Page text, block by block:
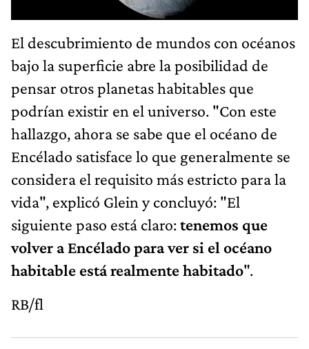
El descubrimiento de mundos con océanos
bajo la superficie abre la posibilidad de
pensar otros planetas habitables que
podrían existir en el universo. "Con este
hallazgo, ahora se sabe que el océano de
Encélado satisface lo que generalmente se
considera el requisito más estricto para la
vida", explicó Glein y concluyó: "El
siguiente paso está claro:tenemos que
volver a Encélado para ver si el océano
habitable está realmente habitado".
RB/fl